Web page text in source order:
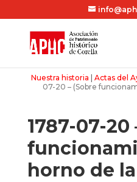
Nuestra historia |Actas del
07-20 – (Sobre
1787-07-20
horno de